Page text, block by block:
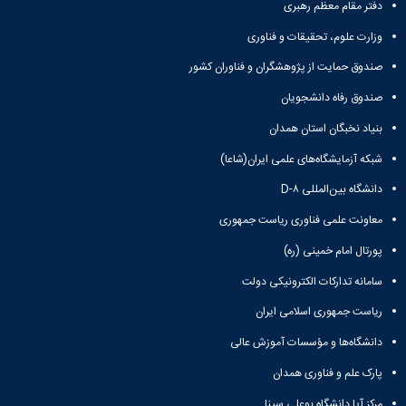
معاونت
و
تحصیلات
معاونت
دانشجویی
معاونت
پژوهش
فناوری
معاونت
و
اجتماعی
نهاد
نمایندگی
معظم
رهبری
انسانی
هنر
معماری
دامپزشکی
علوم
پایه
اقتصادی
و
اجتماعی
دانشکده
اقماری
دفتر مقام معظم رهبری
وزارت علوم، تحقیقات و فناوری
صندوق حمایت از پژوهشگران و فناوران کشور
صندوق رفاه دانشجویان
بنیاد نخبگان استان همدان
شبکه آزمایشگاه‌های علمی ایران(شاعا)
دانشگاه بین‌المللی D-۸
معاونت علمی فناوری ریاست جمهوری
پورتال امام خمینی (ره)
سامانه تدارکات الکترونیکی دولت
ریاست جمهوری اسلامی ایران
دانشگاه‌ها و مؤسسات آموزش عالی
پارک علم و فناوری همدان